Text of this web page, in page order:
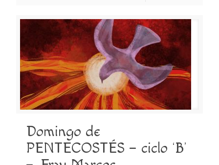
Domingo de
PENTECOSTÉS – ciclo ‘B’